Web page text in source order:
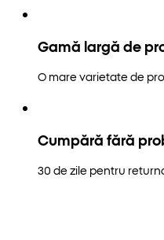
Gamă largă de
O mare varietate de
Cumpără fără
30 de zile pentru